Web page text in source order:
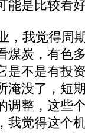
能是比较看
我觉得周
煤炭，有色
是不是有投
淹没了，短
调整，这些
我觉得这个